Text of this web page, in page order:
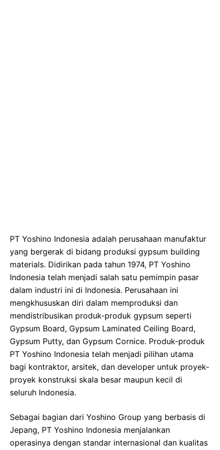
PT Yoshino Indonesia adalah perusahaan manufaktur
yang bergerak di bidang produksi gypsum building
materials. Didirikan pada tahun 1974, PT Yoshino
Indonesia telah menjadi salah satu pemimpin pasar
dalam industri ini di Indonesia. Perusahaan ini
mengkhususkan diri dalam memproduksi dan
mendistribusikan produk-produk gypsum seperti
Gypsum Board, Gypsum Laminated Ceiling Board,
Gypsum Putty, dan Gypsum Cornice. Produk-produk
PT Yoshino Indonesia telah menjadi pilihan utama
bagi kontraktor, arsitek, dan developer untuk proyek-
proyek konstruksi skala besar maupun kecil di
seluruh Indonesia.
Sebagai bagian dari Yoshino Group yang berbasis di
Jepang, PT Yoshino Indonesia menjalankan
operasinya dengan standar internasional dan kualitas